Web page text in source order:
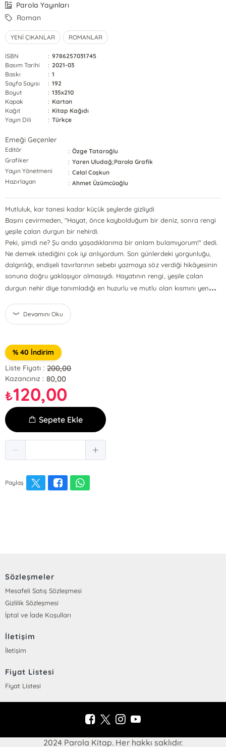
Parola Yayınları
Roman
YENİ ÇIKANLAR ROMANLAR
ISBN : 9786257031745
Basım Tarihi
: 2021-03
Baskı
: 1
Sayfa Sayısı
: 192
Boyut
: 135x210
Kapak
: Karton
Kağıt
: Kitap Kağıdı
Yayın Dili
: Türkçe
Emeği Geçenler
Editör : Özge Tataroğlu
Grafiker
: Yaren Uludağ;Parola Grafik
Yayın Yönetmeni
: Celal Coşkun
Hazırlayan
: Ahmet Üzümcüoğlu
Mutluluk, kar tanesi kadar küçük şeylerde gizliydi
Başını çevirmeden, "Hayat, önce kaybolduğum bir deniz, sonra rengi
yeşile çalan durgun bir nehirdi.
Peki, şimdi ne? Şu anda yaşadıklarıma bir anlam bulamıyorum!" dedi.
Ne demek istediğini çok iyi anlıyordum. Son günlerdeki yorgunluğu,
dalgınlığı, endişeli tavırlarının sebebi yazmaya söz verdiği hikâyesinin
sonuna doğru yaklaşıyor olmasıydı. Hayatının rengi, yeşile çalan
durgun nehir diye tanımladığı en huzurlu ve mutlu olan kısmını yen...
Devamını Oku
% 40 İndirim
Liste Fiyatı : 200,00
Kazancınız : 80,00
₺120,00
Sepete Ekle
Paylaş
Sözleşmeler
Mesafeli Satış Sözleşmesi
Gizlilik Sözleşmesi
İptal ve İade Koşulları
İletişim
İletişim
Fiyat Listesi
Fiyat Listesi
2024 Parola Kitap. Her hakkı saklıdır.